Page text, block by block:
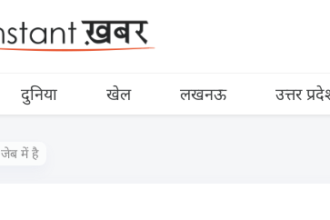
दुनिया खेल लखनऊ उत्तर
जेब में है